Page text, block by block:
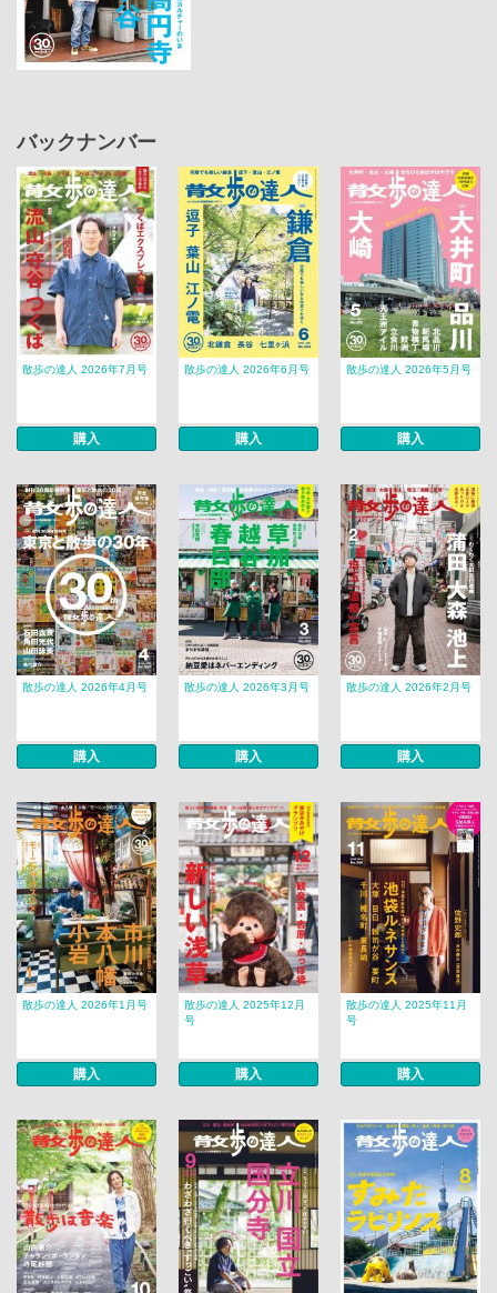
バックナンバー
散歩の達人 2026年7月号
購入
散歩の達人 2026年6月号
購入
散歩の達人 2026年5月号
購入
散歩の達人 2026年4月号
購入
散歩の達人 2026年3月号
購入
散歩の達人 2026年2月号
購入
散歩の達人 2026年1月号
購入
散歩の達人 2025年12月
号
購入
散歩の達人 2025年11月
号
購入